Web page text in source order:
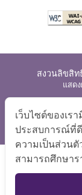
สงวนลิขสิท
แสด
แผนผังเว็บไ
เว็บไซต์ของเ
ประสบการณ์ที่
ความเป็นส่วน
สามารถศึกษาร